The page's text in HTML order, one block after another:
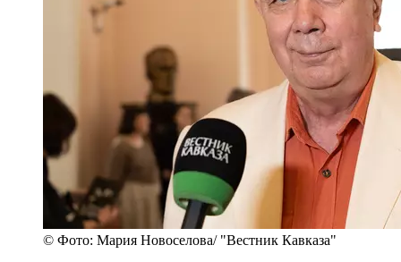
© Фото: Мария Новоселова/ "Вестник Кавказа"